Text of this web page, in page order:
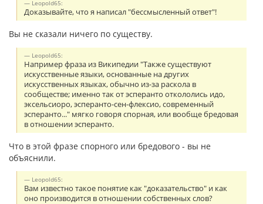
Leopold65:
Доказывайте, что я написал "бессмысленный ответ"!
Вы не сказали ничего по существу.
Leopold65:
Например фраза из Википедии "Также существуют
искусственные языки, основанные на других
искусственных языках, обычно из-за раскола в
сообществе; именно так от эсперанто откололись идо,
эксельсиоро, эсперанто-сен-флексио, современный
эсперанто..." мягко говоря спорная, или вообще бредовая
в отношении эсперанто.
Что в этой фразе спорного или бредового - вы не
объяснили.
Leopold65:
Вам известно такое понятие как "доказательство" и как
оно производится в отношении собственных слов?